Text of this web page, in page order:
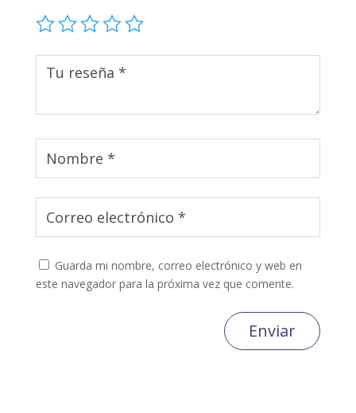
Guarda mi nombre, correo electrónico y web en
este navegador para la próxima vez que comente.
Enviar